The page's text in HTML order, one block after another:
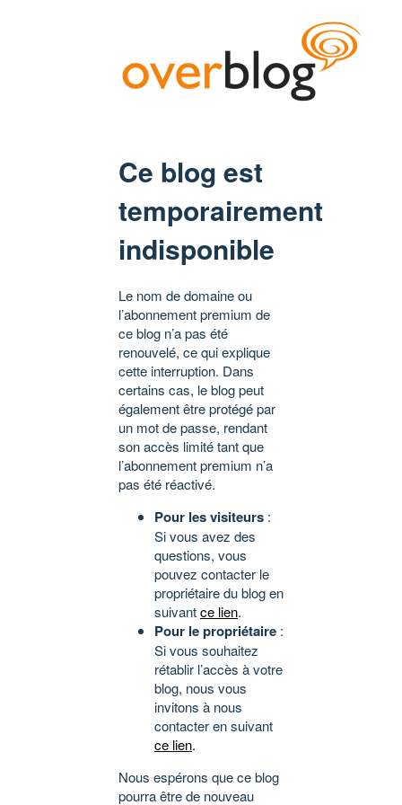
Ce blog est
temporairement
indisponible
Le nom de domaine ou
l’abonnement premium de
ce blog n’a pas été
renouvelé, ce qui explique
cette interruption. Dans
certains cas, le blog peut
également être protégé par
un mot de passe, rendant
son accès limité tant que
l’abonnement premium n’a
pas été réactivé.
Pour les visiteurs :
Si vous avez des
questions, vous
pouvez contacter le
propriétaire du blog en
suivantce lien.
Pour le propriétaire :
Si vous souhaitez
rétablir l’accès à votre
blog, nous vous
invitons à nous
contacter en suivant
ce lien.
Nous espérons que ce blog
pourra être de nouveau